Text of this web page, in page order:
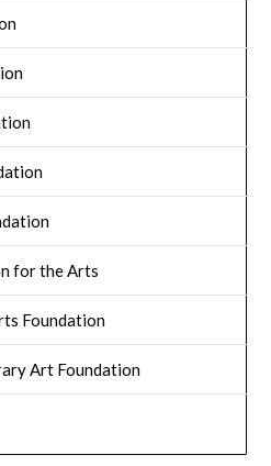
for the Arts
Foundation
Art Foundation